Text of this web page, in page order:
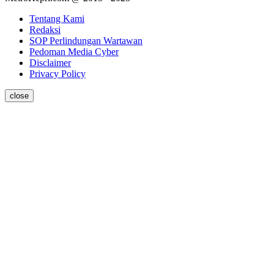
Tentang Kami
Redaksi
SOP Perlindungan Wartawan
Pedoman Media Cyber
Disclaimer
Privacy Policy
close